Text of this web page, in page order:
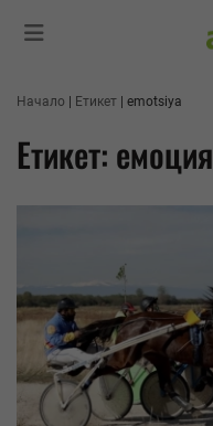
Начало Етикет emotsiya
Етикет: емоция